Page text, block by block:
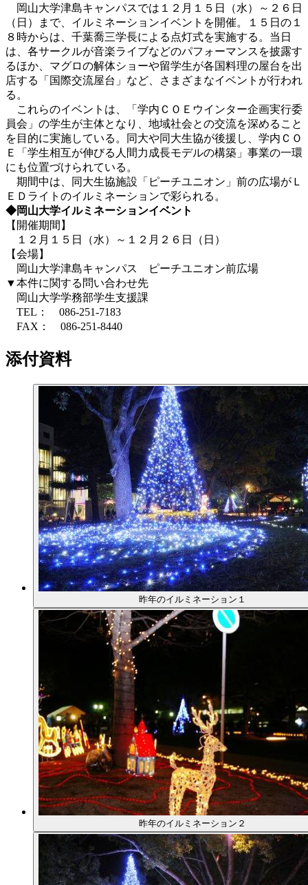
岡山大学津島キャンパスでは１２月１５日（水）～２６日
（日）まで、イルミネーションイベントを開催。１５日の１
８時からは、千葉喬三学長による点灯式を実施する。当日
は、各サークルが音楽ライブなどのパフォーマンスを披露す
るほか、マグロの解体ショーや留学生が各国料理の屋台を出
店する「国際交流屋台」など、さまざまなイベントが行われ
る。
これらのイベントは、「学内ＣＯＥウインター企画実行委
員会」の学生が主体となり、地域社会との交流を深めること
を目的に実施している。同大や同大生協が後援し、学内ＣＯ
Ｅ「学生相互が伸びる人間力成長モデルの構築」事業の一環
にも位置づけられている。
期間中は、同大生協施設「ピーチユニオン」前の広場がＬ
ＥＤライトのイルミネーションで彩られる。
◆岡山大学イルミネーションイベント
【開催期間】
１２月１５日（水）～１２月２６日（日）
【会場】
岡山大学津島キャンパス ピーチユニオン前広場
▼本件に関する問い合わせ先
岡山大学学務部学生支援課
TEL： 086-251-7183
FAX： 086-251-8440
添付資料
昨年のイルミネーション１
昨年のイルミネーション２